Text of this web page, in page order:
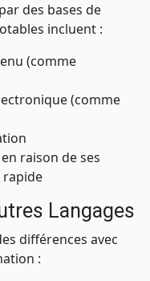
des bases de
incluent :
(comme
(comme
raison de ses
rapide
Langages
différences avec
: